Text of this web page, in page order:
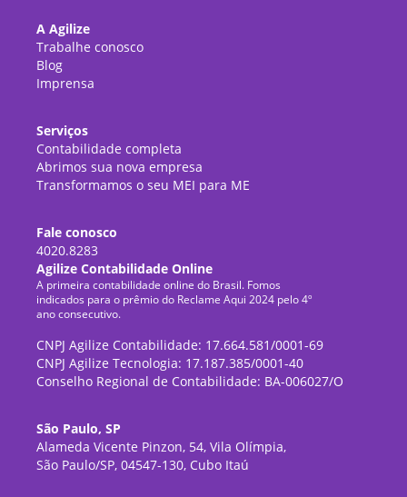
A Agilize
Trabalhe conosco
Blog
Imprensa
Serviços
Contabilidade completa
Abrimos sua nova empresa
Transformamos o seu MEI para ME
Fale conosco
4020.8283
Agilize Contabilidade Online
A primeira contabilidade online do Brasil. Fomos
indicados para o prêmio do Reclame Aqui 2024 pelo 4º
ano consecutivo.
CNPJ Agilize Contabilidade: 17.664.581/0001-69
CNPJ Agilize Tecnologia: 17.187.385/0001-40
Conselho Regional de Contabilidade: BA-006027/O
São Paulo, SP
Alameda Vicente Pinzon, 54, Vila Olímpia,
São Paulo/SP, 04547-130, Cubo Itaú